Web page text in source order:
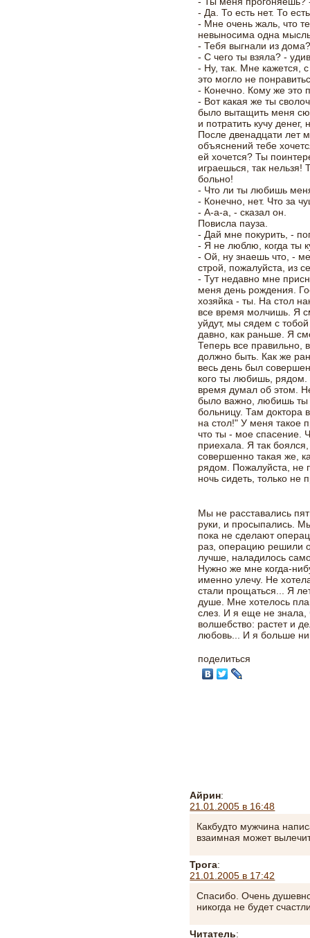
- Да. То есть нет. То
- Мне очень жаль, что
невыносима одна
- Тебя выгнали из
- С чего ты взяла? -
- Ну, так. Мне кажется,
это могло не
- Конечно. Кому же это
- Вот какая же ты
было вытащить меня
и потратить кучу
После двенадцати лет
объяснений тебе
ей хочется? Ты
играешься, так
больно!
- Что ли ты любишь
- Конечно, нет. Что за
- А-а-а, - сказал он.
Повисла пауза.
- Дай мне покурить, -
- Я не люблю, когда ты
- Ой, ну знаешь что, -
строй, пожалуйста, из
- Тут недавно мне
меня день рождения.
хозяйка - ты. На стол
все время молчишь. Я
уйдут, мы сядем с
давно, как раньше. Я
Теперь все правильно,
должно быть. Как же
весь день был
кого ты любишь, рядом.
время думал об этом.
было важно, любишь ты
больницу. Там доктора
на стол!" У меня такое
что ты - мое спасение.
приехала. Я так
совершенно такая же,
рядом. Пожалуйста, не
ночь сидеть, только не
Мы не расставались
руки, и просыпались.
пока не сделают
раз, операцию решили
лучше, наладилось
Нужно же мне когда-
именно улечу. Не
стали прощаться... Я
душе. Мне хотелось
слез. И я еще не
волшебство: растет и
любовь... И я больше
поделиться
Айрин:
21.01.2005 в 16:48
Какбудто мужчина
взаимная может
Трога:
21.01.2005 в 17:42
Спасибо. Очень
никогда не будет
Читатель: